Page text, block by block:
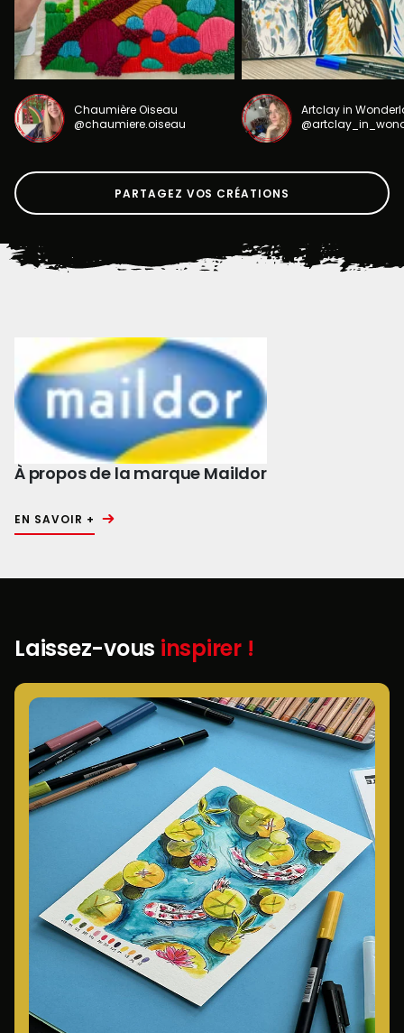
Chaumière Oiseau
@chaumiere.oiseau
Artclay in
PARTAGEZ VOS CRÉATIONS
À propos de la marque Maildor
EN SAVOIR +
Laissez-vous inspirer !